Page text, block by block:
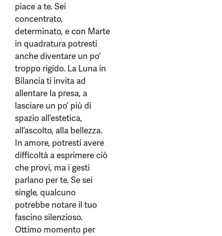
piace a te. Sei
concentrato,
determinato, e con Marte
in quadratura potresti
anche diventare un po’
troppo rigido. La Luna in
Bilancia ti invita ad
allentare la presa, a
lasciare un po’ più di
spazio all’estetica,
all’ascolto, alla bellezza.
In amore, potresti avere
difficoltà a esprimere ciò
che provi, ma i gesti
parlano per te. Se sei
single, qualcuno
potrebbe notare il tuo
fascino silenzioso.
Ottimo momento per